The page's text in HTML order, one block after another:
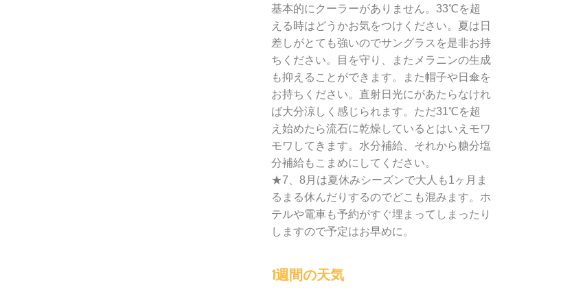
基本的にクーラーがありません。33℃を超
える時はどうかお気をつけください。夏は日
差しがとても強いのでサングラスを是非お持
ちください。目を守り、またメラニンの生成
も抑えることができます。また帽子や日傘を
お持ちください。直射日光にがあたらなけれ
ば大分涼しく感じられます。ただ31℃を超
え始めたら流石に乾燥しているとはいえモワ
モワしてきます。水分補給、それから糖分塩
分補給もこまめにしてください。
★7、8月は夏休みシーズンで大人も1ヶ月ま
るまる休んだりするのでどこも混みます。ホ
テルや電車も予約がすぐ埋まってしまったり
しますので予定はお早めに。
1週間の天気